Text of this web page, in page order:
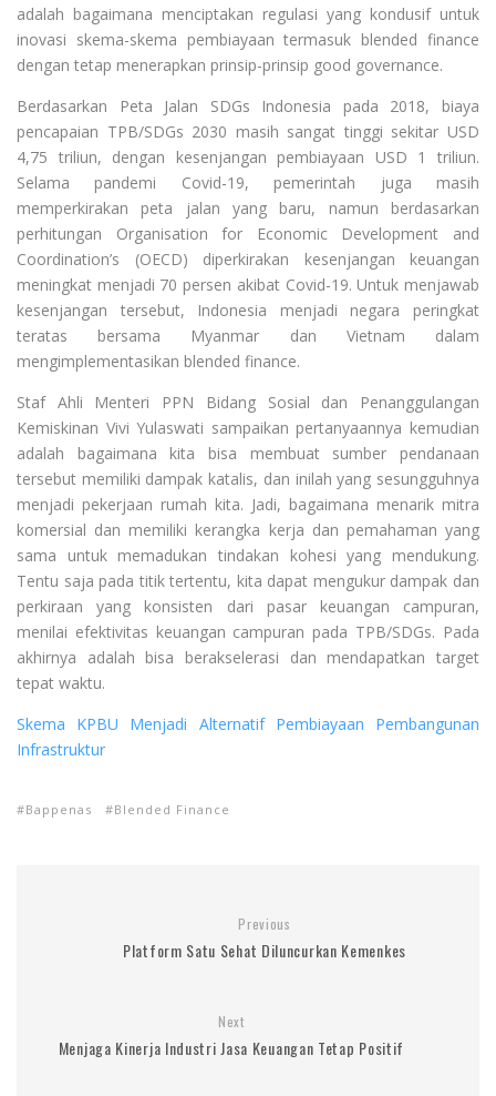
adalah bagaimana menciptakan regulasi yang kondusif untuk
inovasi skema-skema pembiayaan termasuk blended finance
dengan tetap menerapkan prinsip-prinsip good governance.
Berdasarkan Peta Jalan SDGs Indonesia pada 2018, biaya
pencapaian TPB/SDGs 2030 masih sangat tinggi sekitar USD
4,75 triliun, dengan kesenjangan pembiayaan USD 1 triliun.
Selama pandemi Covid-19, pemerintah juga masih
memperkirakan peta jalan yang baru, namun berdasarkan
perhitungan Organisation for Economic Development and
Coordination’s (OECD) diperkirakan kesenjangan keuangan
meningkat menjadi 70 persen akibat Covid-19. Untuk menjawab
kesenjangan tersebut, Indonesia menjadi negara peringkat
teratas bersama Myanmar dan Vietnam dalam
mengimplementasikan blended finance.
Staf Ahli Menteri PPN Bidang Sosial dan Penanggulangan
Kemiskinan Vivi Yulaswati sampaikan pertanyaannya kemudian
adalah bagaimana kita bisa membuat sumber pendanaan
tersebut memiliki dampak katalis, dan inilah yang sesungguhnya
menjadi pekerjaan rumah kita. Jadi, bagaimana menarik mitra
komersial dan memiliki kerangka kerja dan pemahaman yang
sama untuk memadukan tindakan kohesi yang mendukung.
Tentu saja pada titik tertentu, kita dapat mengukur dampak dan
perkiraan yang konsisten dari pasar keuangan campuran,
menilai efektivitas keuangan campuran pada TPB/SDGs. Pada
akhirnya adalah bisa berakselerasi dan mendapatkan target
tepat waktu.
Skema KPBU Menjadi Alternatif Pembiayaan Pembangunan
Infrastruktur
Bappenas Blended Finance
Previous
Platform Satu Sehat Diluncurkan Kemenkes
Next
Menjaga Kinerja Industri Jasa Keuangan Tetap Positif